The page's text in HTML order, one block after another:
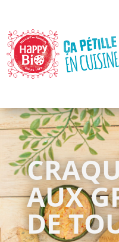
AUX
DE